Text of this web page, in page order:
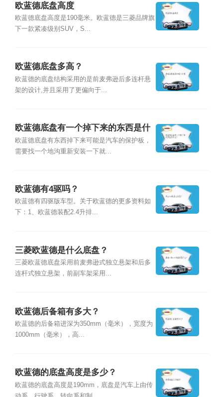
欧蓝德底盘高度
欧蓝德底盘高度是190毫米。欧蓝德是三菱品牌旗
下一款紧凑级别SUV，S...
欧蓝德底盘多高？
欧蓝德的底盘结构采用的是前麦弗逊后多连杆悬
架的设计,并且采用了更偏向于...
欧蓝德底盘有一个掉下来的东西是什
么？
欧蓝德底盘有东西掉下来可能是汽车的保护板，
需要找一个地沟重新安装一下就...
欧蓝德有4驱吗？
欧蓝德有四驱版车型。关于欧蓝德的更多资料如
下：1、欧蓝德装配2.4升排...
三菱欧蓝德是什么底盘？
三菱欧蓝德底盘采用前麦弗逊式独立悬架和后多
连杆式独立悬架，前副车架采用...
欧蓝德后备箱有多大？
欧蓝德的后备箱进深为350mm（毫米），宽度为
1000mm（毫米），高...
欧蓝德的底盘高度是多少？
欧蓝德的底盘高度是190mm，底盘是汽车上由传